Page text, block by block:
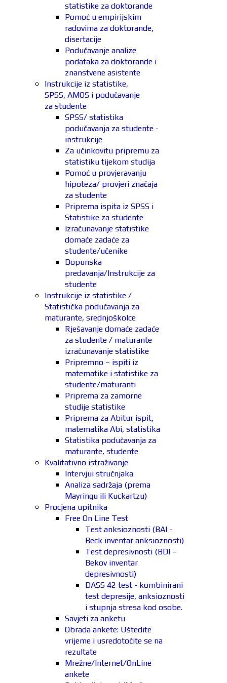
statistike za doktorande
Pomoć u empirijskim
radovima za doktorande,
disertacije
Podučavanje analize
podataka za doktorande i
znanstvene asistente
Instrukcije iz statistike,
SPSS, AMOS i podučavanje
za studente
SPSS/ statistika
podučavanja za studente -
instrukcije
Za učinkovitu pripremu za
statistiku tijekom studija
Pomoć u provjeravanju
hipoteza/ provjeri značaja
za studente
Priprema ispita iz SPSS i
Statistike za studente
Izračunavanje statistike
domaće zadaće za
studente/učenike
Dopunska
predavanja/Instrukcije za
studente
Instrukcije iz statistike /
Statistička podučavanja za
maturante, srednjoškolce
Rješavanje domaće zadaće
za studente / maturante
izračunavanje statistike
Pripremno – ispiti iz
matematike i statistike za
studente/maturanti
Priprema za zamorne
studije statistike
Priprema za Abitur ispit,
matematika Abi, statistika
Statistika podučavanja za
maturante, studente
Kvalitativno istraživanje
Intervjui stručnjaka
Analiza sadržaja (prema
Mayringu ili Kuckartzu)
Procjena upitnika
Free On Line Test
Test anksioznosti (BAI -
Beck inventar anksioznosti)
Test depresivnosti (BDI –
Bekov inventar
depresivnosti)
DASS 42 test - kombinirani
test depresije, anksioznosti
i stupnja stresa kod osobe.
Savjeti za anketu
Obrada ankete: Uštedite
vrijeme i usredotočite se na
rezultate
Mrežne/Internet/OnLine
ankete